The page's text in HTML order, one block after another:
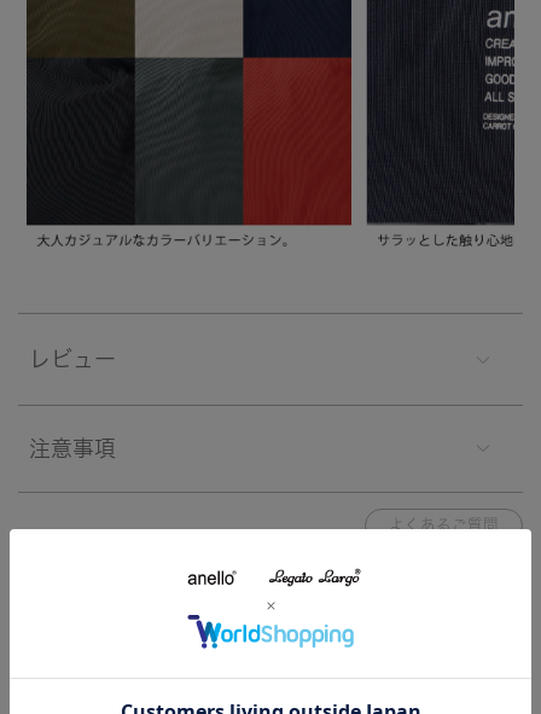
レビュー
注意事項
よくあるご質問